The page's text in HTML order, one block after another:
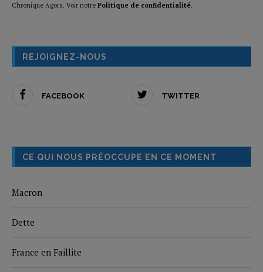
Chronique Agora. Voir notre Politique de confidentialité.
REJOIGNEZ-NOUS
FACEBOOK TWITTER
CE QUI NOUS PRÉOCCUPE EN CE MOMENT
Macron
Dette
France en Faillite